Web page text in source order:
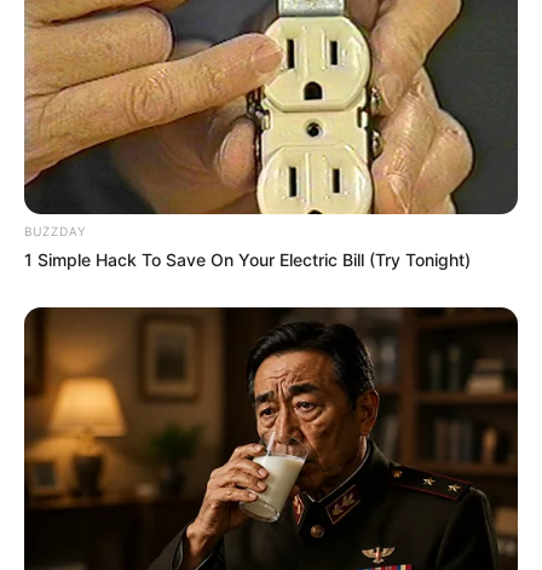
BUZZDAY
1 Simple Hack To Save On Your Electric Bill (Try Tonight)